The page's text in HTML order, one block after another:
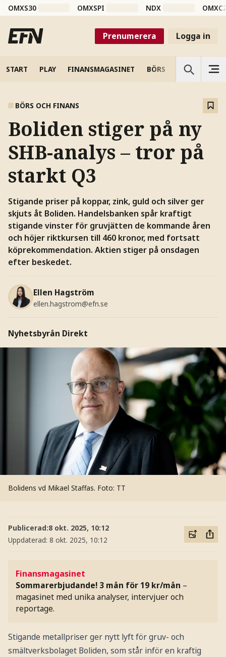
OMXS30 OMXSPI NDX
Prenumerera Logga in
START PLAY FINANSMAGASINET BÖRS VETENSKAP
BÖRS OCH FINANS
Boliden stiger på ny
SHB-analys – tror på
starkt Q3
Stigande priser på koppar, zink, guld och silver ger
skjuts åt Boliden. Handelsbanken spår kraftigt
stigande vinster för gruvjätten de kommande åren
och höjer riktkursen till 460 kronor, med fortsatt
köprekommendation. Aktien stiger på onsdagen
efter beskedet.
Ellen Hagström
ellen.hagstrom@efn.se
Nyhetsbyrån Direkt
Bolidens vd Mikael Staffas. Foto: TT
Publicerad:8 okt. 2025, 10:12
Uppdaterad: 8 okt. 2025, 10:12
Finansmagasinet
Sommarerbjudande! 3 mån för 19 kr/mån –
magasinet med unika analyser, intervjuer och
reportage.
Stigande metallpriser ger nytt lyft för gruv- och
smältverksbolaget Boliden, som står inför en kraftig